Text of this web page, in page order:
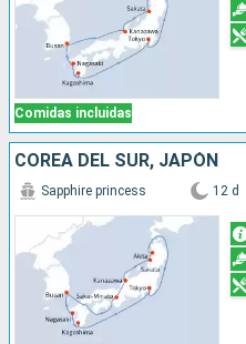
Comidas incluidas
COREA DEL SUR, JAPÓN
Sapphire princess 12 d